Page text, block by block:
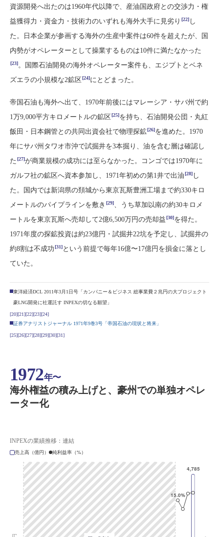
資源開発へ出たのは1960年代以降で、産油国政府との交渉力・権
益獲得力・資金力・技術力のいずれも海外大手に見劣り [22] し
た。日本企業が参画する海外の生産中案件は60件を超えたが、国
内勢がオペレーターとして操業するものは10件に満たなかった
[23]。国際石油開発の海外オペレーター案件も、エジプトとベネ
ズエラの小規模な2鉱区 [24]にとどまった。
帝国石油も海外へ出て、1970年前後にはマレーシア・サバ州で約
1万9,000平方キロメートルの鉱区 [25]を持ち、石油開発公団・丸紅
飯田・日本鋼管との共同出資会社で物理探鉱[26]を進めた。1970
年にサバ州タワオ市沖で試掘井を3本掘り、油を含む層は確認し
た [27]が商業規模の成功には至らなかった。コンゴでは1970年に
ガルフ社の鉱区へ資本参加し、1971年初めの第1井で出油[28] し
た。国内では新潟県の頚城から東京瓦斯豊洲工場まで約330キロ
メートルのパイプラインを敷き [29]、うち草加以南の約30キロメ
ートルを東京瓦斯へ売却して2億6,500万円の売却益[30]を得た。
1971年度の探鉱投資は約23億円・試掘井22坑を予定し、試掘井の
約8割は不成功[31]という前提で毎年16億〜17億円を損金に落とし
ていた。
東洋経済DCL 2011年3月1日号「カンパニー＆ビジネス 総事業費２兆円の大プロジェクト
豪LNG開発に社運託す INPEXの切なる願望」
[20][21][22][23][24]
証券アナリストジャーナル 1971年9巻3号「帝国石油の現状と将来」
[25][26][27][28][29][30][31]
1972年〜
海外権益の積み上げと、豪州での単独オペレ
ーター化
INPEXの業績推移：連結
売上高（億円）
純利益率（%）